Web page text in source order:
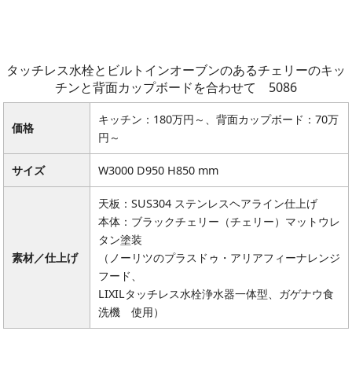
タッチレス水栓とビルトインオーブンのあるチェリーのキッ
チンと背面カップボードを合わせて 5086
価格
キッチン：180万円～、背面カップボード：70万
円～
サイズ W3000 D950 H850 mm
素材／仕上げ
天板：SUS304 ステンレスヘアライン仕上げ
本体：ブラックチェリー（チェリー）マットウレ
タン塗装
（ノーリツのプラスドゥ・アリアフィーナレンジ
フード、
LIXILタッチレス水栓浄水器一体型、ガゲナウ食
洗機 使用）